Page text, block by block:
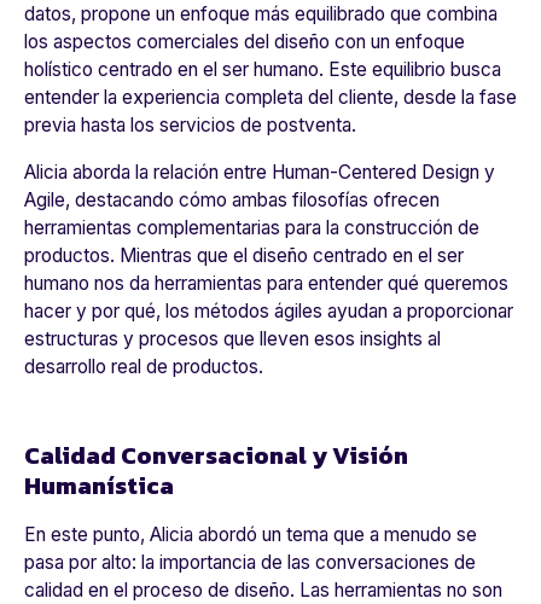
datos, propone un enfoque más equilibrado que combina
los aspectos comerciales del diseño con un enfoque
holístico centrado en el ser humano. Este equilibrio busca
entender la experiencia completa del cliente, desde la fase
previa hasta los servicios de postventa.
Alicia aborda la relación entre Human-Centered Design y
Agile, destacando cómo ambas filosofías ofrecen
herramientas complementarias para la construcción de
productos. Mientras que el diseño centrado en el ser
humano nos da herramientas para entender qué queremos
hacer y por qué, los métodos ágiles ayudan a proporcionar
estructuras y procesos que lleven esos insights al
desarrollo real de productos.
Calidad Conversacional y Visión
Humanística
En este punto, Alicia abordó un tema que a menudo se
pasa por alto: la importancia de las conversaciones de
calidad en el proceso de diseño. Las herramientas no son